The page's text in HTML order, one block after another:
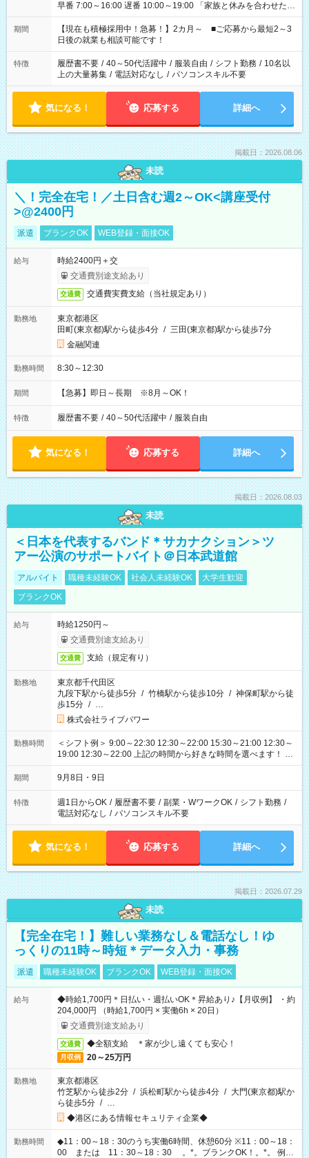
早番 7:00～16:00 遅番 10:00～19:00 「家族と休みを合わせた
い」 「余裕を持って夕飯の準備がしたい」 「できれば残業はし
たくない」 など、ご希望を教えてくださいね。 ※Wワーク希望
の方へ 今ご覧のお仕事で希望する勤務時間と、もう1つのお仕事
の勤務時間。 合計で週40時間を超える場合は応募できません。
期間
【現在も積極採用中！急募！】2カ月～ ■ご応募から最短2～3
日後の就業も相談可能です！
特徴 履歴書不要 / 40～50代活躍中 / 服装自由 / シフト勤務 / 10名以
上の大量募集 / 電話対応なし / パソコンスキル不要
気になる！ 応募する 詳細へ
掲載日：2026.08.06
未読
＼！完全在宅！／土日含む週2～OK<講座受付
>@2400円
派遣 ブランクOK WEB登録・面接OK
給与
時給2400円＋交
交通費別途支給あり
交通費 交通費実費支給（当社規定あり）
勤務地
東京都港区
田町(東京都)駅から徒歩4分 / 三田(東京都)駅から徒歩7分
金融関連
勤務時間 8:30～12:30
期間 【急募】即日～長期 ※8月～OK！
特徴 履歴書不要 / 40～50代活躍中 / 服装自由
気になる！ 応募する 詳細へ
掲載日：2026.08.03
未読
＜日本を代表するバンド＊サカナクション＞ツ
アー公演のサポートバイト＠日本武道館
アルバイト 職種未経験OK 社会人未経験OK
大学生歓迎
ブランクOK
給与
時給1250円～
交通費別途支給あり
交通費 支給（規定有り）
勤務地
東京都千代田区
九段下駅から徒歩5分 / 竹橋駅から徒歩10分 / 神保町駅から徒
歩15分 / …
株式会社ライブパワー
勤務時間
＜シフト例＞ 9:00～22:30 12:30～22:00 15:30～21:00 12:30～
19:00 12:30～22:00 上記の時間から好きな時間を選べます！ ※
時間は変更となる可能性があります
期間 9月8日・9日
特徴 週1日からOK / 履歴書不要 / 副業・WワークOK / シフト勤務 /
電話対応なし / パソコンスキル不要
気になる！ 応募する 詳細へ
掲載日：2026.07.29
未読
【完全在宅！】難しい業務なし＆電話なし！ゆ
っくりの11時～時短＊データ入力・事務
派遣 職種未経験OK ブランクOK WEB登録・面接OK
給与
◆時給1,700円＊日払い・週払いOK＊昇給あり♪【月収例】 ・約
204,000円 （時給1,700円 × 実働6h × 20日）
交通費別途支給あり
交通費 ◆全額支給 ＊家が少し遠くても安心！
月収例 20～25万円
勤務地
東京都港区
竹芝駅から徒歩2分 / 浜松町駅から徒歩4分 / 大門(東京都)駅か
ら徒歩5分 / …
◆港区にある情報セキュリティ企業◆
勤務時間
◆11：00～18：30のうち実働6時間、休憩60分 ※11：00～18：
00 または 11：30～18：30 。*。ブランクOK！。*。 例え